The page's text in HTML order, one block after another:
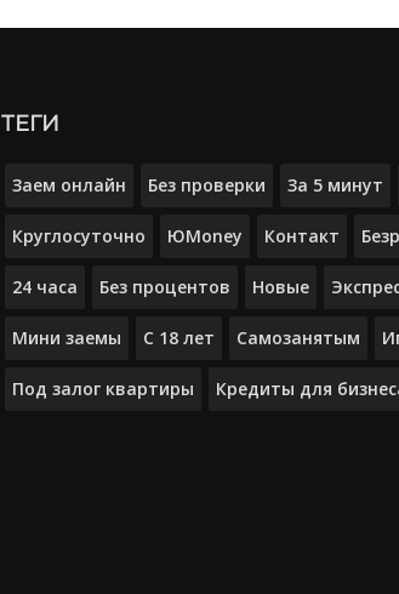
ТЕГИ
Заем онлайн Без проверки За 5 минут
Круглосуточно ЮMoney Контакт
24 часа Без процентов Новые
Мини заемы С 18 лет Самозанятым
Под залог квартиры Кредиты для